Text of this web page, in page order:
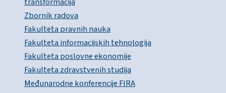
Zbornik radova
Fakulteta pravnih nauka
Fakulteta informacijskih tehnologija
Fakulteta poslovne ekonomije
Fakulteta zdravstvenih studija
Međunarodne konferencije FIRA